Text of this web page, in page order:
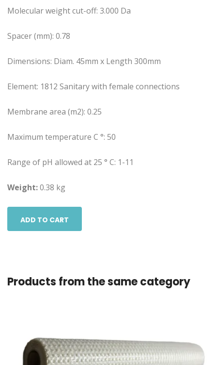
Molecular weight cut-off: 3.000 Da
Spacer (mm): 0.78
Dimensions: Diam. 45mm x Length 300mm
Element: 1812 Sanitary with female connections
Membrane area (m2): 0.25
Maximum temperature C °: 50
Range of pH allowed at 25 ° C: 1-11
Weight:0.38 kg
ADD TO CART
Products from the same category